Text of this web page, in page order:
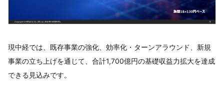
現中経では、既存事業の強化、効率化・ターンアラウンド、新規
事業の立ち上げを通じて、合計1,700億円の基礎収益力拡大を達成
できる見込みです。